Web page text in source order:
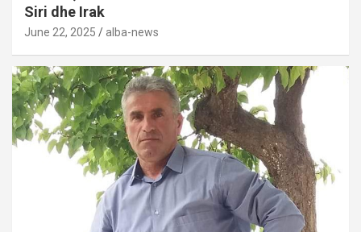
Siri dhe Irak
June 22, 2025 alba-news